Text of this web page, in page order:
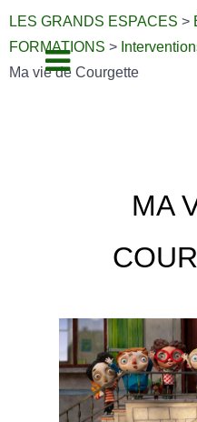
LES GRANDS ESPACES >
FORMATIONS >
Ma vie de Courgette
MA